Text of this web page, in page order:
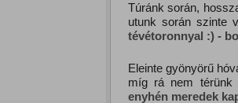
Túránk során,
utunk során szinte
tévétoronnyal :) -
Eleinte gyönyörű
míg rá nem
enyhén meredek